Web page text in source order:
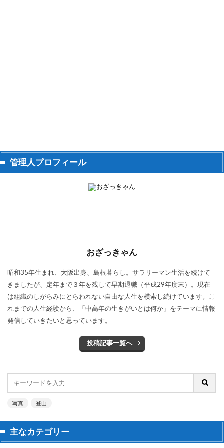
管理人プロフィール
おざっきゃん
昭和35年生まれ、大阪出身、島根暮らし。サラリーマン生活を続けて
きましたが、定年まで３年を残して早期退職（平成29年度末）。現在
は組織のしがらみにとらわれない自由な人生を模索し続けています。こ
れまでの人生経験から、「中高年の生きがいとは何か」をテーマに情報
発信していきたいと思っています。
投稿記事一覧へ
写真 登山
主なカテゴリー